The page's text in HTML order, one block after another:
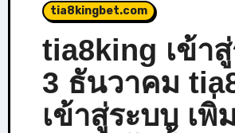
tia8kingbet.com
tia8king เข้า
3 ธันวาคม
เข้าสู่ระบบ เพิ่